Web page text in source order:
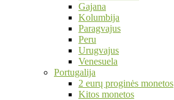
Gajana
Kolumbija
Paragvajus
Peru
Urugvajus
Venesuela
Portugalija
2 eurų proginės monetos
Kitos monetos